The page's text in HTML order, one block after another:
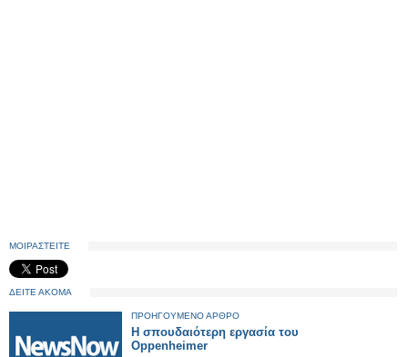
ΜΟΙΡΑΣΤΕΙΤΕ
ΔΕΙΤΕ ΑΚΟΜΑ
ΠΡΟΗΓΟΥΜΕΝΟ ΑΡΘΡΟ
Η σπουδαιότερη εργασία του
Oppenheimer